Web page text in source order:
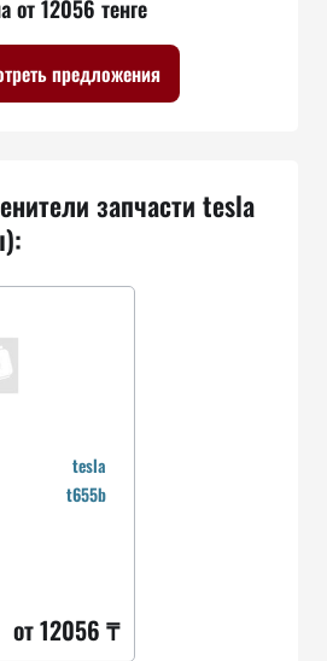
от 12056 тенге
предложения
запчасти tesla
tesla
t655b
от 12056 ₸